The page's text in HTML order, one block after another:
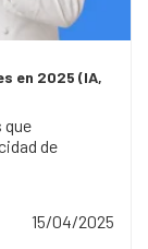
en 2025 (IA,
que
de
15/04/2025